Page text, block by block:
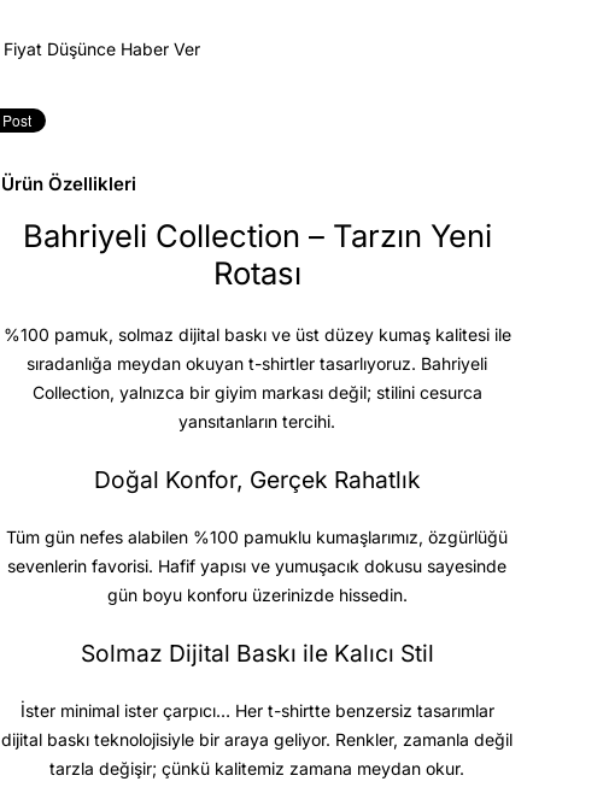
Fiyat Düşünce Haber Ver
Ürün Özellikleri
Bahriyeli Collection – Tarzın Yeni
Rotası
%100 pamuk, solmaz dijital baskı ve üst düzey kumaş kalitesiile
sıradanlığa meydan okuyan t-shirtler tasarlıyoruz. Bahriyeli
Collection, yalnızca bir giyim markası değil; stilini cesurca
yansıtanların tercihi.
Doğal Konfor, Gerçek Rahatlık
Tüm gün nefes alabilen %100 pamuklu kumaşlarımız, özgürlüğü
sevenlerin favorisi. Hafif yapısı ve yumuşacık dokusu sayesinde
gün boyu konforu üzerinizde hissedin.
Solmaz Dijital Baskı ile Kalıcı Stil
İster minimal ister çarpıcı… Her t-shirtte benzersiz tasarımlar
dijital baskı teknolojisiyle bir araya geliyor. Renkler, zamanla değil
tarzla değişir; çünkü kalitemiz zamana meydan okur.